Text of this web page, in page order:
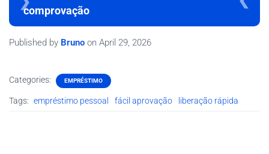
comprovação
Published by Bruno on April 29, 2026
Categories: EMPRÉSTIMO
Tags: empréstimo pessoal fácil aprovação liberação rápida